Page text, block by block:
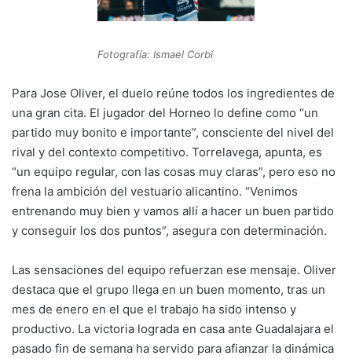
Fotografía: Ismael Corbí
Para Jose Oliver, el duelo reúne todos los ingredientes de
una gran cita. El jugador del Horneo lo define como “un
partido muy bonito e importante”, consciente del nivel del
rival y del contexto competitivo. Torrelavega, apunta, es
“un equipo regular, con las cosas muy claras”, pero eso no
frena la ambición del vestuario alicantino. “Venimos
entrenando muy bien y vamos allí a hacer un buen partido
y conseguir los dos puntos”, asegura con determinación.
Las sensaciones del equipo refuerzan ese mensaje. Oliver
destaca que el grupo llega en un buen momento, tras un
mes de enero en el que el trabajo ha sido intenso y
productivo. La victoria lograda en casa ante Guadalajara el
pasado fin de semana ha servido para afianzar la dinámica